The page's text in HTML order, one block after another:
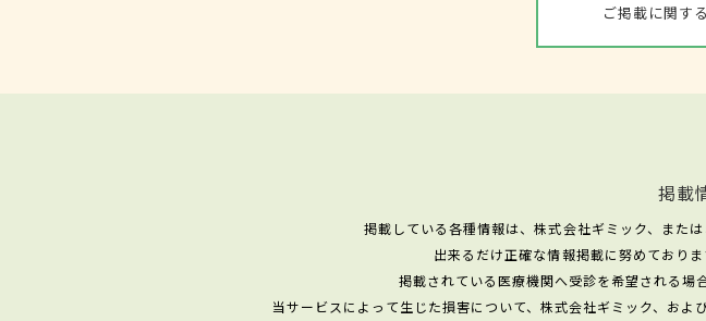
ご掲載に関す
掲載
掲載している各種情報は、株式会社ギミック、また
出来るだけ正確な情報掲載に努めており
掲載されている医療機関へ受診を希望される場
当サービスによって生じた損害について、株式会社ギミック、お